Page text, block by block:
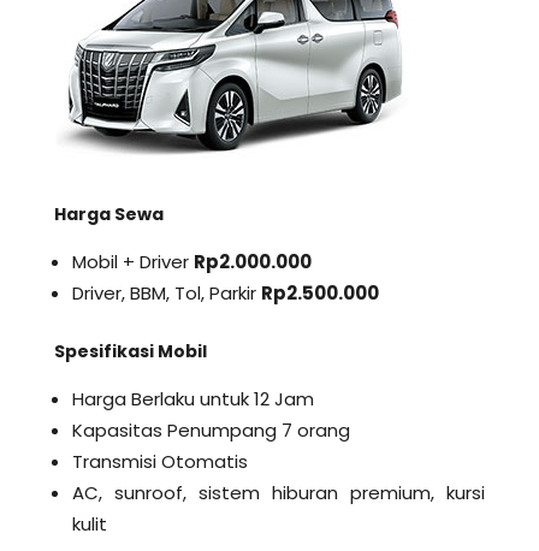
Harga Sewa
Mobil + Driver Rp2.000.000
Driver, BBM, Tol, Parkir Rp2.500.000
Spesifikasi Mobil
Harga Berlaku untuk 12 Jam
Kapasitas Penumpang 7 orang
Transmisi Otomatis
AC, sunroof, sistem hiburan premium, kursi
kulit